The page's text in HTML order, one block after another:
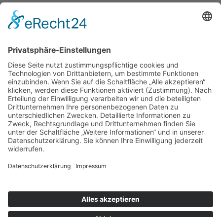
LogIn
Impressum
Datenschutzerklärung
Mitgliederbereich
Facebook
Instagram
Umsetzung:DOUBLE-A-DESIGN
Kontakt
Impressum
Datenschutzerklärung
Mitgliederbereich
Suche